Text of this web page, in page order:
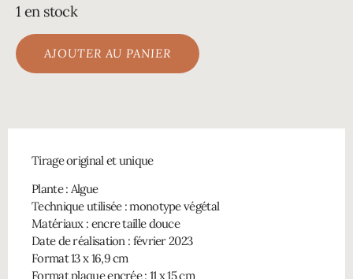
1 en stock
AJOUTER AU PANIER
Tirage original et unique
Plante : Algue
Technique utilisée : monotype végétal
Matériaux : encre taille douce
Date de réalisation : février 2023
Format 13 x 16,9 cm
Format plaque encrée : 11 x 15 cm